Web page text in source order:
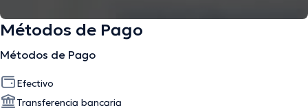
Métodos de Pago
Métodos de Pago
Efectivo
Transferencia bancaria